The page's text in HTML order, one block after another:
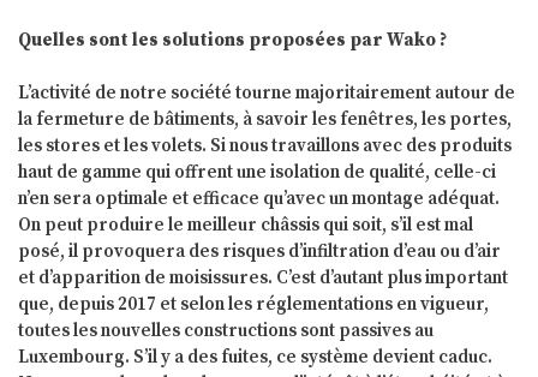
Quelles sont les solutions proposées par Wako ?
L’activité de notre société tourne majoritairement autour de
la fermeture de bâtiments, à savoir les fenêtres, les portes,
les stores et les volets. Si nous travaillons avec des produits
haut de gamme qui offrent une isolation de qualité, celle-ci
n’en sera optimale et efficace qu’avec un montage adéquat.
On peut produire le meilleur châssis qui soit, s’il est mal
posé, il provoquera des risques d’infiltration d’eau ou d’air
et d’apparition de moisissures. C’est d’autant plus important
que, depuis 2017 et selon les réglementations en vigueur,
toutes les nouvelles constructions sont passives au
Luxembourg. S’il y a des fuites, ce système devient caduc.